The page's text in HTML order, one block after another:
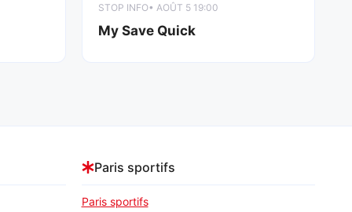
STOP INFO• AOÛT 5 19:00
My Save Quick
Paris sportifs
Paris sportifs